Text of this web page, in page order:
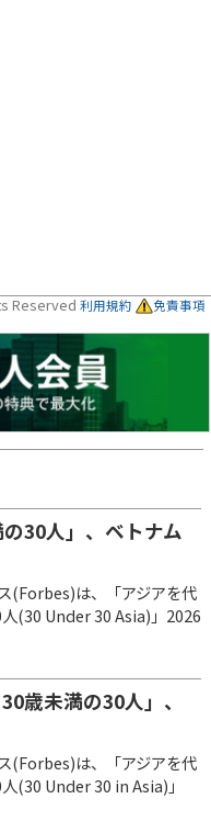
Reserved 利用規約 免責事項
30人」、ベトナム
(Forbes)は、「アジアを代
(30 Under 30 Asia)」2026
歳未満の30人」、
(Forbes)は、「アジアを代
(30 Under 30 in Asia)」